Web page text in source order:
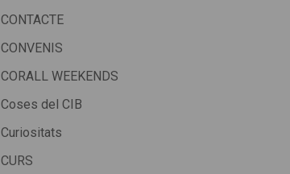
CONTACTE
CONVENIS
CORALL WEEKENDS
Coses del CIB
Curiositats
CURS